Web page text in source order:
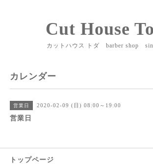
Cut House
カットハウス トダ barber shop
カレンダー
営業日 2020-02-09 (日) 08:00～19:00
営業日
トップページ